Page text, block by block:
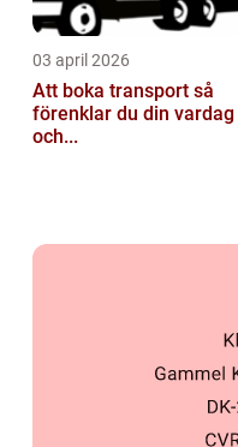
03 april 2026
Att boka transport så
förenklar du din vardag
och...